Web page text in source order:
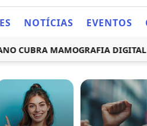
NOTÍCIAS EVENTOS
MAMOGRAFIA DIGITAL SEM